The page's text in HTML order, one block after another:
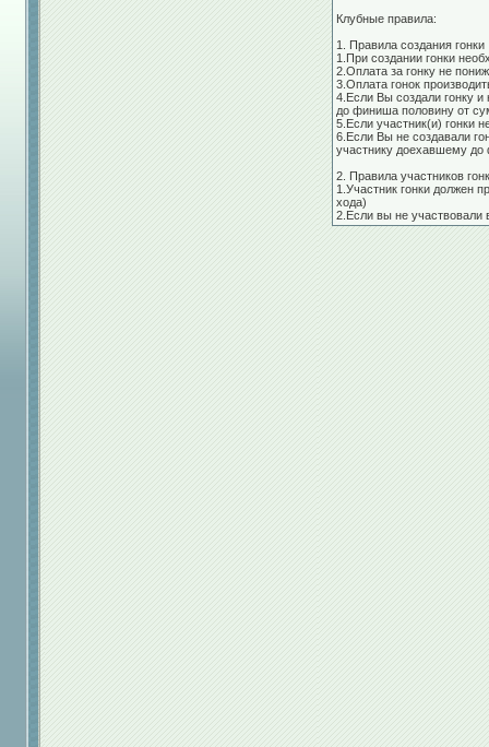
Клубные правила:
1. Правила создания гонки
1.При создании гонки
2.Оплата за гонку не
3.Оплата гонок
4.Если Вы создали гонку
до финиша половину от
5.Если участник(и) гонки
6.Если Вы не создавали
участнику доехавшему до
2. Правила участников
1.Участник гонки должен
хода)
2.Если вы не участвовали